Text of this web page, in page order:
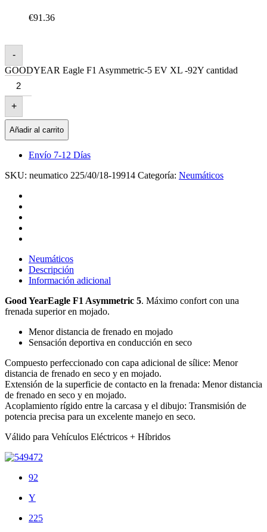
€91.36
-
GOODYEAR Eagle F1 Asymmetric-5 EV XL -92Y cantidad
+
Añadir al carrito
Envío 7-12 Días
SKU: neumatico 225/40/18-19914 Categoría: Neumáticos
Neumáticos
Descripción
Información adicional
Good YearEagle F1 Asymmetric 5. Máximo confort con una
frenada superior en mojado.
Menor distancia de frenado en mojado
Sensación deportiva en conducción en seco
Compuesto perfeccionado con capa adicional de sílice: Menor
distancia de frenado en seco y en mojado.
Extensión de la superficie de contacto en la frenada: Menor distancia
de frenado en seco y en mojado.
Acoplamiento rígido entre la carcasa y el dibujo: Transmisión de
potencia precisa para un excelente manejo en seco.
Válido para Vehículos Eléctricos + Híbridos
92
Y
225